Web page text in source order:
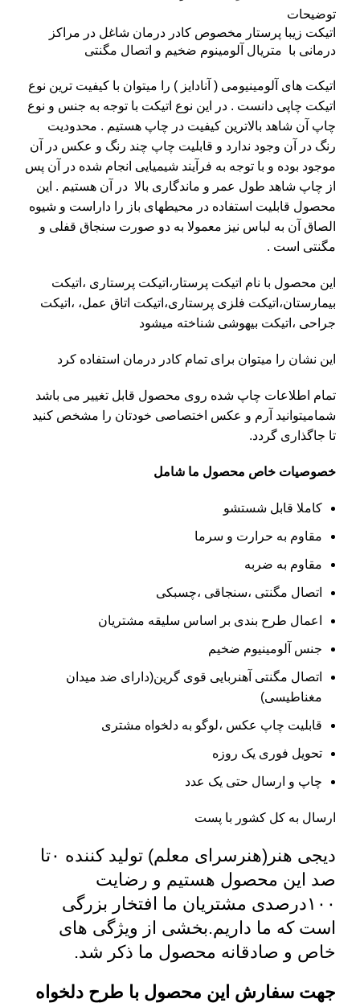
توضیحات
اتیکت زیبا پرستار مخصوص کادر درمان شاغل در مراکز
درمانی با متریال آلومینوم ضخیم و اتصال مگنتی
اتیکت های آلومینیومی ( آنادایز ) را میتوان با کیفیت ترین نوع
اتیکت چاپی دانست . در این نوع اتیکت با توجه به جنس و نوع
چاپ آن شاهد بالاترین کیفیت در چاپ هستیم . محدودیت
رنگ در آن وجود ندارد و قابلیت چاپ چند رنگ و عکس در آن
موجود بوده و با توجه به فرآیند شیمیایی انجام شده در آن پس
از چاپ شاهد طول عمر و ماندگاری بالا در آن هستیم . این
محصول قابلیت استفاده در محیطهای باز را داراست و شیوه
الصاق آن به لباس نیز معمولا به دو صورت سنجاق قفلی و
مگنتی است .
این محصول با نام اتیکت پرستار،اتیکت پرستاری ،اتیکت
بیمارستان،اتیکت فلزی پرستاری،اتیکت اتاق عمل، ،اتیکت
جراحی ،اتیکت بیهوشی شناخته میشود
این نشان را میتوان برای تمام کادر درمان استفاده کرد
تمام اطلاعات چاپ شده روی محصول قابل تغییر می باشد
شمامیتوانید آرم و عکس اختصاصی خودتان را مشخص کنید
تا جاگذاری گردد.
خصوصیات خاص محصول ما شامل
کاملا قابل شستشو
مقاوم به حرارت و سرما
مقاوم به ضربه
اتصال مگنتی ،سنجاقی ،چسبکی
اعمال طرح بندی بر اساس سلیقه مشتریان
جنس آلومینیوم ضخیم
اتصال مگنتی آهنربایی قوی گرین(دارای ضد میدان
مغناطیسی)
قابلیت چاپ عکس ،لوگو به دلخواه مشتری
تحویل فوری یک روزه
چاپ و ارسال حتی یک عدد
ارسال به کل کشور با پست
دیجی هنر(هنرسرای معلم)
تولید کننده ۰تا
صد این محصول هستیم و رضایت
۱۰۰درصدی مشتریان ما افتخار بزرگی
است که ما داریم.بخشی از ویژگی های
خاص و صادقانه محصول ما ذکر شد.
جهت سفارش این محصول با طرح دلخواه